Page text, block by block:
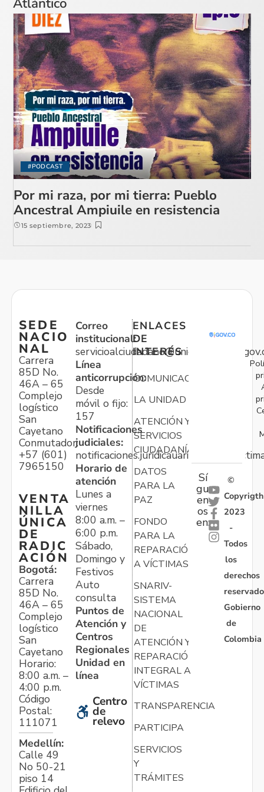
#PODCAST
Por mi raza, por mi tierra: Pueblo
Ancestral Ampiuile en resistencia
15 septiembre, 2023
SEDE
NACIO
NAL
Carrera
85D No.
46A – 65
Complejo
logístico
San
Cayetano
Conmutador:
+57 (601)
7965150
VENTA
NILLA
ÚNICA
DE
RADIC
ACIÓN
Bogotá:
Carrera
85D No.
46A – 65
Complejo
logístico
San
Cayetano
Horario:
8:00 a.m. –
4:00 p.m.
Código
Postal:
111071
Medellín:
Calle 49
No 50-21
piso 14
Correo
institucional:
Línea
anticorrupción:
Desde
móvil o fijo:
157
Notificaciones
judiciales:
Horario de
atención
Lunes a
viernes
8:00 a.m. –
6:00 p.m.
Sábado,
Domingo y
Festivos
Auto
consulta
Puntos de
Atención y
Centros
Regionales
Unidad en
línea
Centro
de
relevo
ENLACES
DE
INTERÉS
COMUNICACIONES
LA UNIDAD
ATENCIÓN Y
SERVICIOS
CIUDADANÍA
DATOS
PARA LA
PAZ
FONDO
PARA LA
REPARACIÓN
A VÍCTIMAS
SNARIV-
SISTEMA
NACIONAL
DE
ATENCIÓN Y
REPARACIÓN
INTEGRAL A
VÍCTIMAS
TRANSPARENCIA
PARTICIPA
SERVICIOS
Y
TRÁMITES
Sí
gu
en
os
en:
©
Copyrigth
2023
-
Todos
los
derechos
Gobierno
de
Colombia